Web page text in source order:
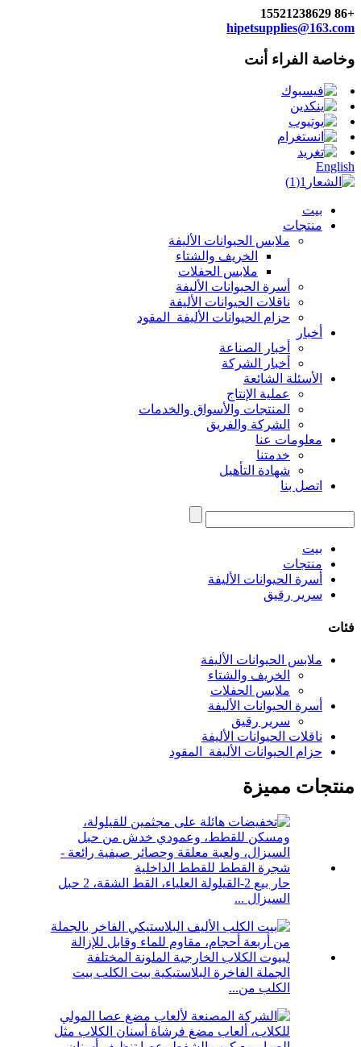
+86 15521238629
hipetsupplies@163.com
وخاصة الفراء أنت
English
بيت
منتجات
ملابس الحيوانات الأليفة
الخريف والشتاء
ملابس الحفلات
أسرة الحيوانات الأليفة
ناقلات الحيوانات الأليفة
حزام الحيوانات الأليفة_المقود
أخبار
أخبار الصناعة
أخبار الشركة
الأسئلة الشائعة
عملية الإنتاج
المنتجات والأسواق والخدمات
الشركة والفريق
معلومات عنا
خدمتنا
شهادة التأهيل
اتصل بنا
بيت
منتجات
أسرة الحيوانات الأليفة
سرير رقيق
فئات
ملابس الحيوانات الأليفة
الخريف والشتاء
ملابس الحفلات
أسرة الحيوانات الأليفة
سرير رقيق
ناقلات الحيوانات الأليفة
حزام الحيوانات الأليفة_المقود
منتجات مميزة
حار بيع 2-القيلولة العلياء، القط الشقة، 2 حبل
السيزال ...
الجملة الفاخرة البلاستيكية بيت الكلب بيت
الكلب من...